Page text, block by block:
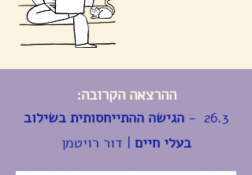
ההרצאה הקרובה:
26.3 -
הגישה ההתייחסותית בשילוב
בעלי חיים | דור רויטמן